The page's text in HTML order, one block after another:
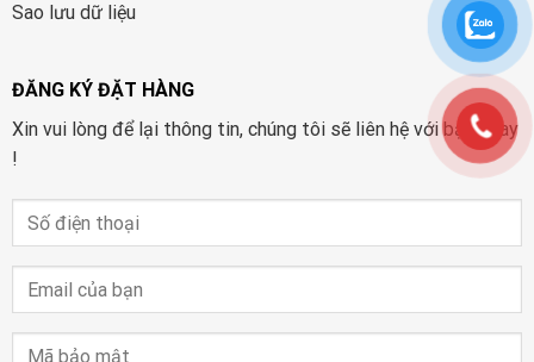
Sao lưu dữ liệu
ĐĂNG KÝ ĐẶT HÀNG
Xin vui lòng để lại thông tin, chúng tôi sẽ liên hệ với bạn ngay
!